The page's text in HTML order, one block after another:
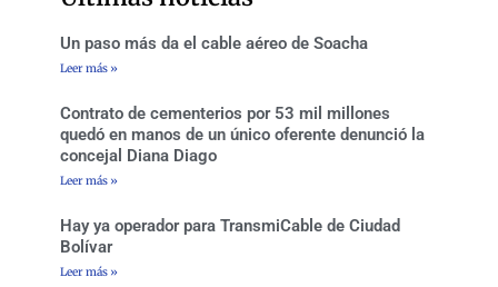
-
m
Un paso más da el cable aéreo de Soacha
Leer más »
Contrato de cementerios por 53 mil millones
quedó en manos de un único oferente denunció la
concejal Diana Diago
Leer más »
Hay ya operador para TransmiCable de Ciudad
Bolívar
Leer más »